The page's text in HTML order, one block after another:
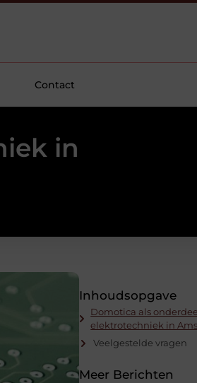
Contact
in
Inhoudsopgave
Domotica als
elektrotechniek in
Veelgestelde vragen
Meer Berichten